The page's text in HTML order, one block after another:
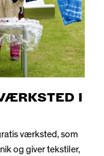
I
værksted, som
og giver tekstiler,